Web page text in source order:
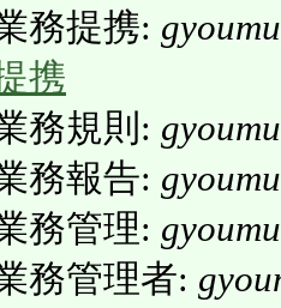
務提携:
携
務規則:
務報告:
務管理:
務管理者: